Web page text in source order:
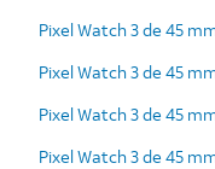
Pixel Watch 3 de 45
Pixel Watch 3 de 45
Pixel Watch 3 de 45
Pixel Watch 3 de 45